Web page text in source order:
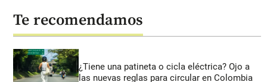
Te recomendamos
¿Tiene una patineta o cicla eléctrica? Ojo a
las nuevas reglas para circular en Colombia